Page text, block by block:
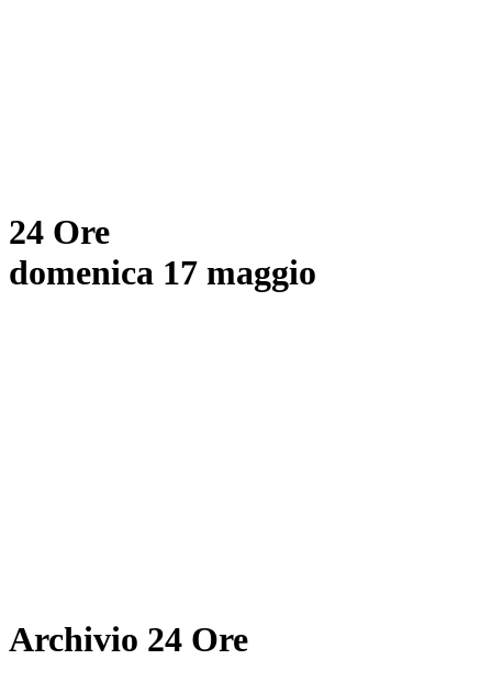
24 Ore
domenica 17 maggio
Archivio 24 Ore